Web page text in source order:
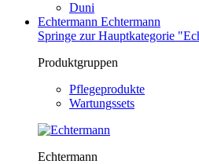
Duni
Echtermann Echtermann
Springe zur Hauptkategorie
Produktgruppen
Pflegeprodukte
Wartungssets
Echtermann